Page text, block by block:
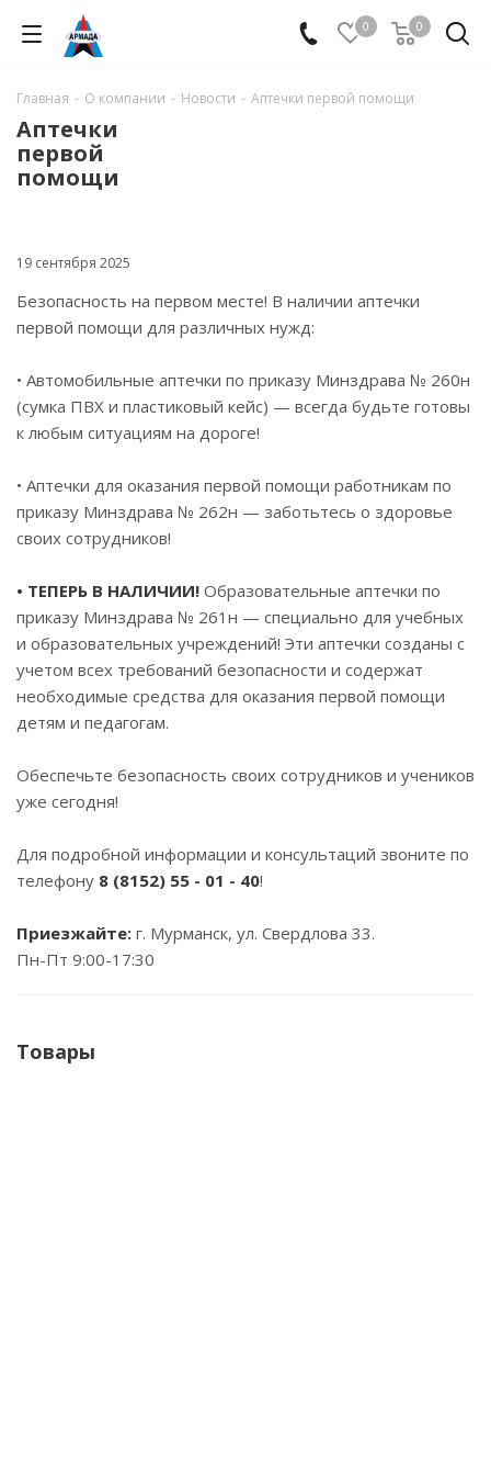
0 0
Главная - О компании - Новости - Аптечки первой помощи
Аптечки
первой
помощи
19 сентября 2025
Безопасность на первом месте! В наличии аптечки
первой помощи для различных нужд:
• Автомобильные аптечки по приказу Минздрава № 260н
(сумка ПВХ и пластиковый кейс) — всегда будьте готовы
к любым ситуациям на дороге!
• Аптечки для оказания первой помощи работникам по
приказу Минздрава № 262н — заботьтесь о здоровье
своих сотрудников!
• ТЕПЕРЬ В НАЛИЧИИ! Образовательные аптечки по
приказу Минздрава № 261н — специально для учебных
и образовательных учреждений! Эти аптечки созданы с
учетом всех требований безопасности и содержат
необходимые средства для оказания первой помощи
детям и педагогам.
Обеспечьте безопасность своих сотрудников и учеников
уже сегодня!
Для подробной информации и консультаций звоните по
телефону 8 (8152) 55 - 01 - 40!
Приезжайте: г. Мурманск, ул. Свердлова 33.
Пн-Пт 9:00-17:30
Товары